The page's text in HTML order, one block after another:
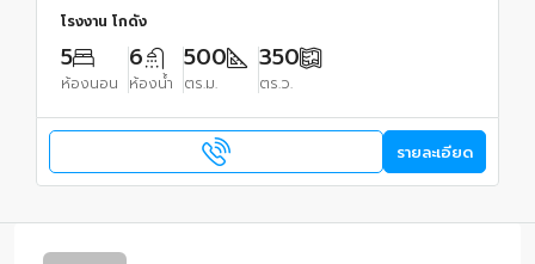
โรงงาน โกดัง
5
ห้องนอน
6
ห้องน้ำ
500
ตร.ม.
350
ตร.ว.
รายละเอียด